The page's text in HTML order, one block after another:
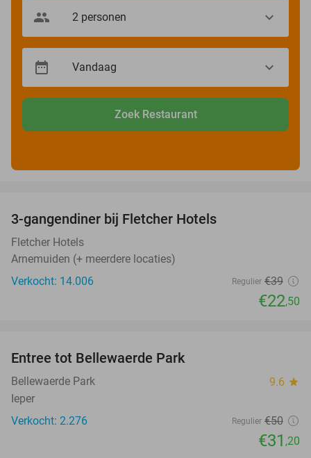
Zoek Restaurant
3-gangendiner bij Fletcher Hotels
Fletcher Hotels
Arnemuiden (+ meerdere locaties)
Verkocht: 14.006
Regulier €39
€22,50
Entree tot Bellewaerde Park
Bellewaerde Park 9.6 star
Ieper
Verkocht: 2.276
Regulier €50
€31 ,20